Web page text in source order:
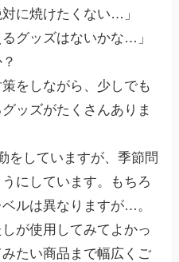
に焼けたくない…」
グッズはないかな…」
をしながら、少しでも
ッズがたくさんありま
をしていますが、季節問
にしています。もちろ
ルは異なりますが…。
が使用してみてよかっ
たい商品まで幅広くご